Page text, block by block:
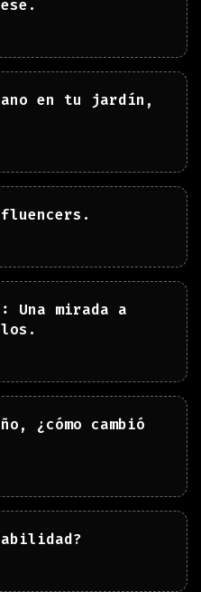
en tu jardín,
Una mirada a
¿cómo cambió